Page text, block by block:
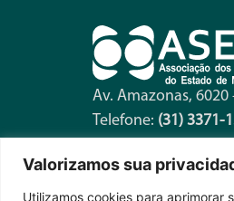
Valorizamos sua
Utilizamos cookies para aprimorar
Av. Amazonas,
Telefone: (31) 3371-